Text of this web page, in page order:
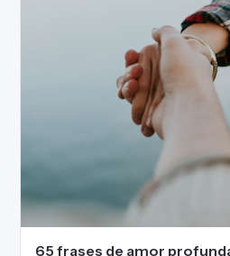
65 frases de amor